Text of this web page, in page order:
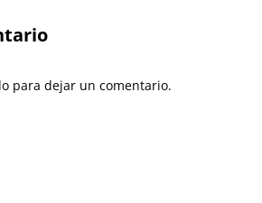
para dejar un comentario.